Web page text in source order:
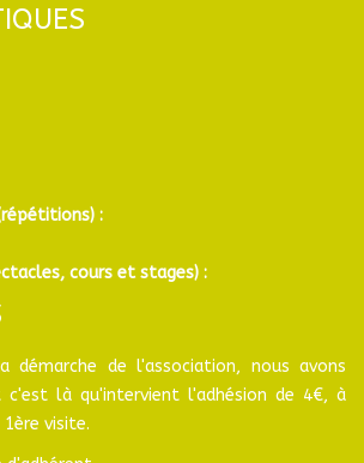
:
cours et stages) :
démarche de l'association, nous avons
c'est là qu'intervient l'adhésion de 4€, à
visite.